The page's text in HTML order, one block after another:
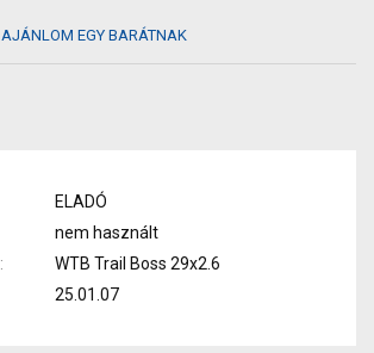
AJÁNLOM EGY BARÁTNAK
ELADÓ
nem használt
WTB Trail Boss 29x2.6
25.01.07